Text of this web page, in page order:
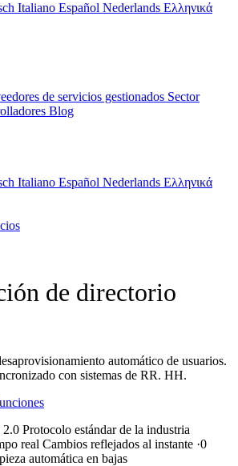
Italiano Español Nederlands Ελληνικά
de servicios gestionados Sector
Blog
Italiano Español Nederlands Ελληνικά
de directorio
automático de usuarios.
con sistemas de RR. HH.
2.0 Protocolo estándar de la industria
real Cambios reflejados al instante ·0
automática en bajas